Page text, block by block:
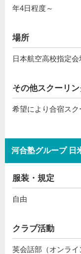
年4日程度～
場所
日本航空高校指定会
その他スクーリ
希望により合宿ス
河合塾グループ 日
服装・規定
自由
クラブ活動
英会話部（オンライ